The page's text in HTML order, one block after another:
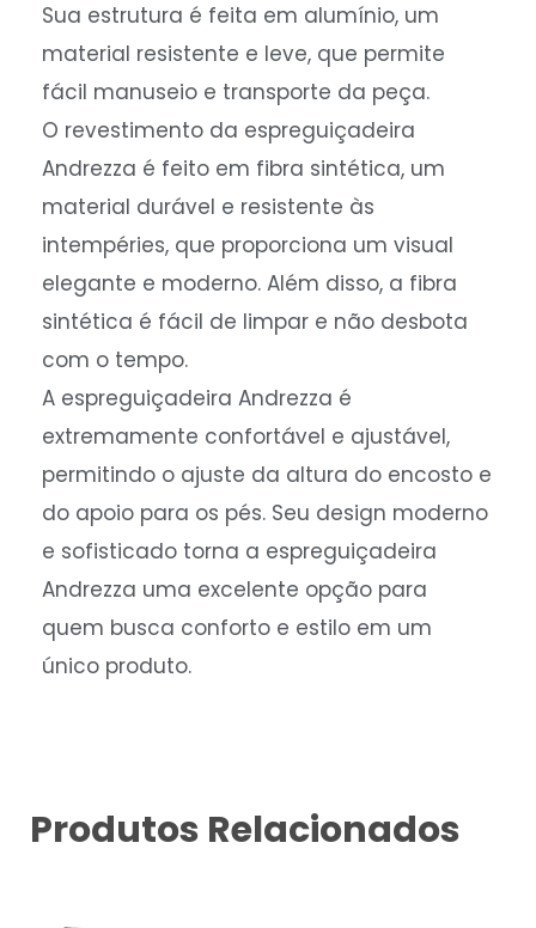
Sua estrutura é feita em alumínio, um
material resistente e leve, que permite
fácil manuseio e transporte da peça.
O revestimento da espreguiçadeira
Andrezza é feito em fibra sintética, um
material durável e resistente às
intempéries, que proporciona um visual
elegante e moderno. Além disso, a fibra
sintética é fácil de limpar e não desbota
com o tempo.
A espreguiçadeira Andrezza é
extremamente confortável e ajustável,
permitindo o ajuste da altura do encosto e
do apoio para os pés. Seu design moderno
e sofisticado torna a espreguiçadeira
Andrezza uma excelente opção para
quem busca conforto e estilo em um
único produto.
Produtos Relacionados